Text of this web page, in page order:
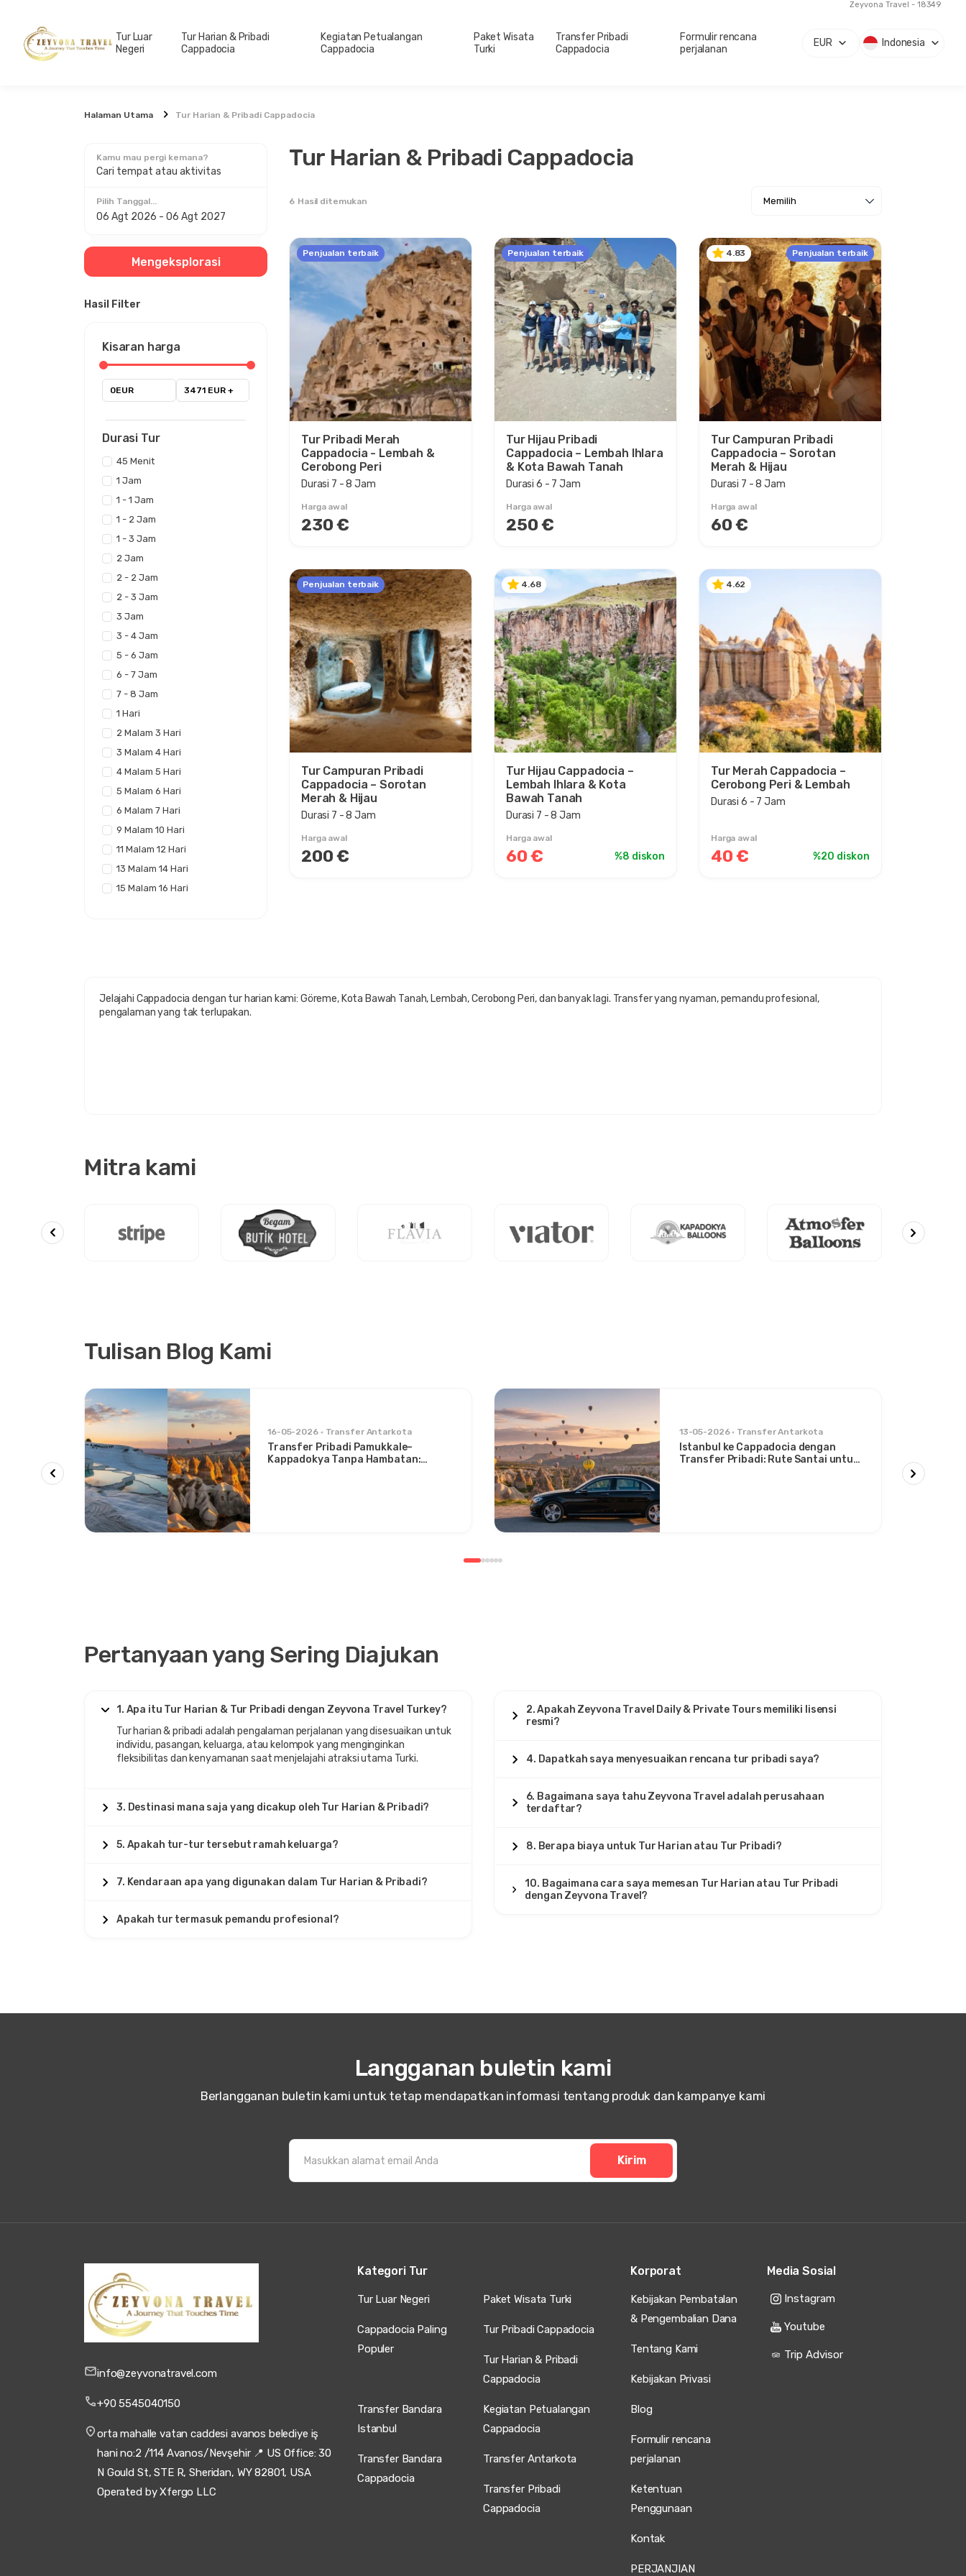
Zeyvona Travel - 18349
Tur Luar
Negeri
Tur Harian & Pribadi
Cappadocia
Kegiatan Petualangan
Cappadocia
Paket Wisata
Turki
Transfer Pribadi
Cappadocia
Formulir rencana
perjalanan
EUR Indonesia
Halaman Utama Tur Harian & Pribadi Cappadocia
Kamu mau pergi kemana?
Cari tempat atau aktivitas
Pilih Tanggal...
Mengeksplorasi
Hasil Filter
Kisaran harga
0EUR 3471 EUR +
Durasi Tur
45 Menit
1 Jam
1 - 1 Jam
1 - 2 Jam
1 - 3 Jam
2 Jam
2 - 2 Jam
2 - 3 Jam
3 Jam
3 - 4 Jam
5 - 6 Jam
6 - 7 Jam
7 - 8 Jam
1 Hari
2 Malam 3 Hari
3 Malam 4 Hari
4 Malam 5 Hari
5 Malam 6 Hari
6 Malam 7 Hari
9 Malam 10 Hari
11 Malam 12 Hari
13 Malam 14 Hari
15 Malam 16 Hari
Tur Harian & Pribadi Cappadocia
6 Hasil ditemukan
Penjualan terbaik
Tur Pribadi Merah
Cappadocia - Lembah &
Cerobong Peri
Durasi 7 - 8 Jam
Harga awal
230 €
Penjualan terbaik
Tur Hijau Pribadi
Cappadocia – Lembah Ihlara
& Kota Bawah Tanah
Durasi 6 - 7 Jam
Harga awal
250 €
4.83 Penjualan terbaik
Tur Campuran Pribadi
Cappadocia – Sorotan
Merah & Hijau
Durasi 7 - 8 Jam
Harga awal
60 €
Penjualan terbaik
Tur Campuran Pribadi
Cappadocia – Sorotan
Merah & Hijau
Durasi 7 - 8 Jam
Harga awal
200 €
4.68
Tur Hijau Cappadocia –
Lembah Ihlara & Kota
Bawah Tanah
Durasi 7 - 8 Jam
Harga awal
60 € %8 diskon
4.62
Tur Merah Cappadocia –
Cerobong Peri & Lembah
Durasi 6 - 7 Jam
Harga awal
40 € %20 diskon
Jelajahi Cappadocia dengan tur harian kami: Göreme, Kota Bawah Tanah, Lembah, Cerobong Peri, dan banyak lagi. Transfer yang nyaman, pemandu profesional,
pengalaman yang tak terlupakan.
Mitra kami
Tulisan Blog Kami
16-05-2026 Transfer Antarkota
Transfer Pribadi Pamukkale–
Kappadokya Tanpa Hambatan:
13-05-2026 Transfer Antarkota
Istanbul ke Cappadocia dengan
Transfer Pribadi: Rute Santai untuk
Pertanyaan yang Sering Diajukan
1. Apa itu Tur Harian & Tur Pribadi dengan Zeyvona Travel Turkey?
Tur harian & pribadi adalah pengalaman perjalanan yang disesuaikan untuk
individu, pasangan, keluarga, atau kelompok yang menginginkan
fleksibilitas dan kenyamanan saat menjelajahi atraksi utama Turki.
3. Destinasi mana saja yang dicakup oleh Tur Harian & Pribadi?
5. Apakah tur-tur tersebut ramah keluarga?
7. Kendaraan apa yang digunakan dalam Tur Harian & Pribadi?
Apakah tur termasuk pemandu profesional?
2. Apakah Zeyvona Travel Daily & Private Tours memiliki lisensi
resmi?
4. Dapatkah saya menyesuaikan rencana tur pribadi saya?
6. Bagaimana saya tahu Zeyvona Travel adalah perusahaan
terdaftar?
8. Berapa biaya untuk Tur Harian atau Tur Pribadi?
10. Bagaimana cara saya memesan Tur Harian atau Tur Pribadi
dengan Zeyvona Travel?
Langganan buletin kami
Berlangganan buletin kami untuk tetap mendapatkan informasi tentang produk dan kampanye kami
Kirim
info@zeyvonatravel.com
+90 5545040150
orta mahalle vatan caddesi avanos belediye iş
hani no:2 /114 Avanos/Nevşehir 📍 US Office: 30
N Gould St, STE R, Sheridan, WY 82801, USA
Operated by Xfergo LLC
Kategori Tur
Tur Luar Negeri Paket Wisata Turki
Cappadocia Paling
Populer
Tur Pribadi Cappadocia
Tur Harian & Pribadi
Cappadocia
Transfer Bandara
Istanbul
Kegiatan Petualangan
Cappadocia
Transfer Bandara
Cappadocia
Transfer Antarkota
Transfer Pribadi
Cappadocia
Korporat
Kebijakan Pembatalan
& Pengembalian Dana
Tentang Kami
Kebijakan Privasi
Blog
Formulir rencana
perjalanan
Ketentuan
Penggunaan
Kontak
PERJANJIAN
Media Sosial
Instagram
Youtube
Trip Advisor